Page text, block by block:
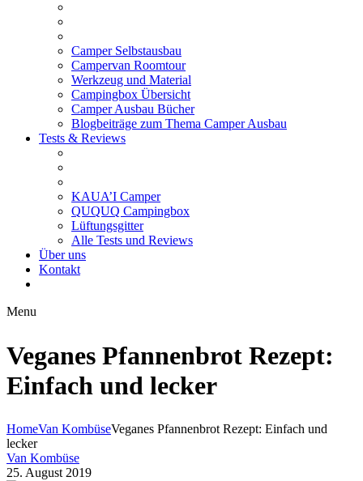
Camper Selbstausbau
Campervan Roomtour
Werkzeug und Material
Campingbox Übersicht
Camper Ausbau Bücher
Blogbeiträge zum Thema Camper Ausbau
Tests & Reviews
KAUA’I Camper
QUQUQ Campingbox
Lüftungsgitter
Alle Tests und Reviews
Über uns
Kontakt
Menu
Veganes Pfannenbrot Rezept:
Einfach und lecker
HomeVan KombüseVeganes Pfannenbrot Rezept: Einfach und
lecker
Van Kombüse
25. August 2019